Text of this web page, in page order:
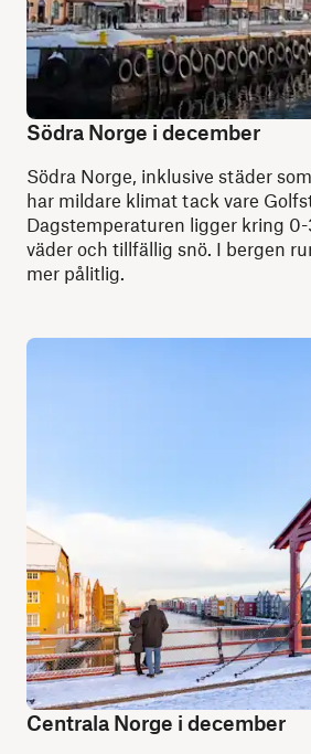
Södra Norge i december
Södra Norge, inklusive städer
har mildare klimat tack vare
Dagstemperaturen ligger kring 0-
väder och tillfällig snö. I bergen
mer pålitlig.
Centrala Norge i december